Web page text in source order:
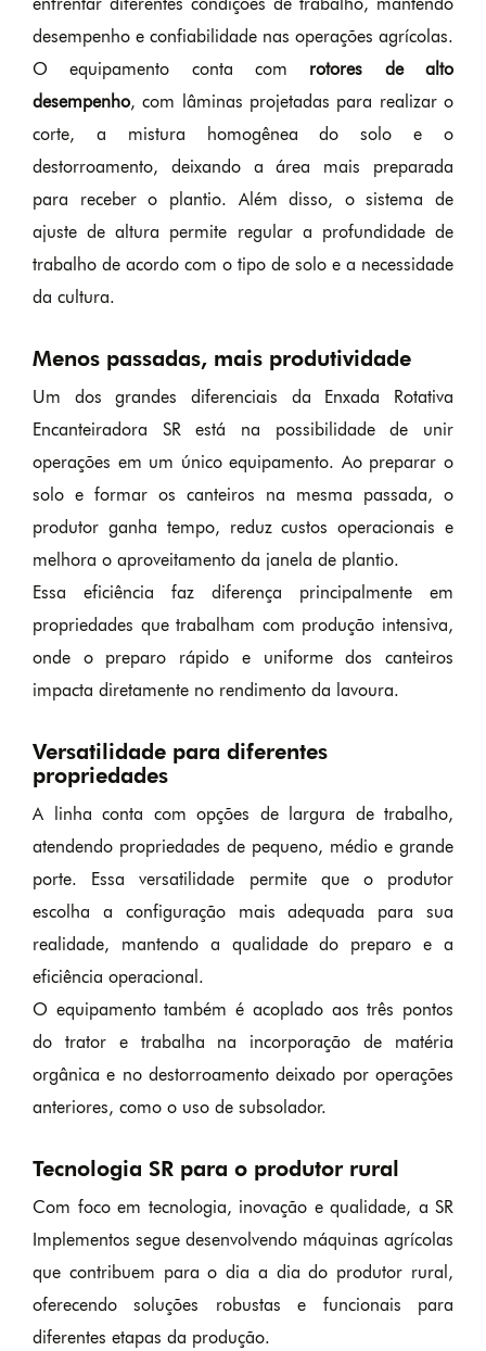
desempenho e confiabilidade nas operações agrícolas.
O equipamento conta com rotores de alto
desempenho, com lâminas projetadas para realizar o
corte, a mistura homogênea do solo e o
destorroamento, deixando a área mais preparada
para receber o plantio. Além disso, o sistema de
ajuste de altura permite regular a profundidade de
trabalho de acordo com o tipo de solo e a necessidade
da cultura.
Menos passadas, mais produtividade
Um dos grandes diferenciais da Enxada Rotativa
Encanteiradora SR está na possibilidade de unir
operações em um único equipamento. Ao preparar o
solo e formar os canteiros na mesma passada, o
produtor ganha tempo, reduz custos operacionais e
melhora o aproveitamento da janela de plantio.
Essa eficiência faz diferença principalmente em
propriedades que trabalham com produção intensiva,
onde o preparo rápido e uniforme dos canteiros
impacta diretamente no rendimento da lavoura.
Versatilidade para diferentes
propriedades
A linha conta com opções de largura de trabalho,
atendendo propriedades de pequeno, médio e grande
porte. Essa versatilidade permite que o produtor
escolha a configuração mais adequada para sua
realidade, mantendo a qualidade do preparo e a
eficiência operacional.
O equipamento também é acoplado aos três pontos
do trator e trabalha na incorporação de matéria
orgânica e no destorroamento deixado por operações
anteriores, como o uso de subsolador.
Tecnologia SR para o produtor rural
Com foco em tecnologia, inovação e qualidade, a SR
Implementos segue desenvolvendo máquinas agrícolas
que contribuem para o dia a dia do produtor rural,
oferecendo soluções robustas e funcionais para
diferentes etapas da produção.